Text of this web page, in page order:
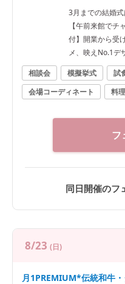
3月までの結婚
【午前来館で
付】開業から受
メ、映えNo.1デ
ア
相談会 模擬挙式 試
会場コーディネート
料
フ
同日開催のフ
8/23 (日)
月1PREMIUM*伝統和牛